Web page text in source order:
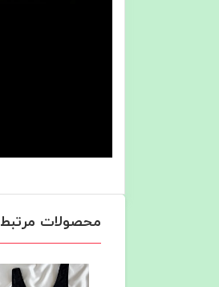
محصولات مرتبط